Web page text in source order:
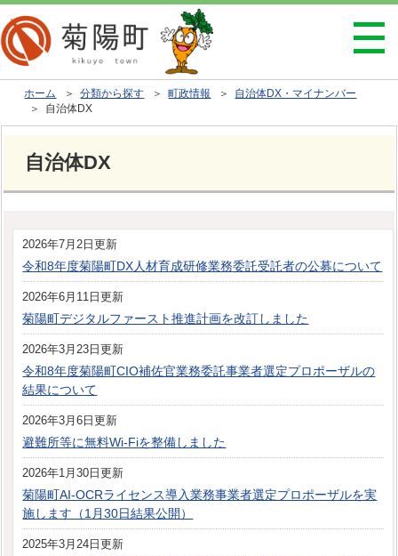
ホーム ＞分類から探す ＞町政情報 ＞ 自治体DX・マイナンバー
＞ 自治体DX
自治体DX
2026年7月2日更新
令和8年度菊陽町DX人材育成研修業務委託受託者の公募について
2026年6月11日更新
菊陽町デジタルファースト推進計画を改訂しました
2026年3月23日更新
令和8年度菊陽町CIO補佐官業務委託事業者選定プロポーザルの
結果について
2026年3月6日更新
避難所等に無料Wi-Fiを整備しました
2026年1月30日更新
菊陽町AI-OCRライセンス導入業務事業者選定プロポーザルを実
施します（1月30日結果公開）
2025年3月24日更新